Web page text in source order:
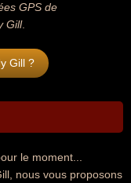
GPS de
Gill.
Gill ?
le moment...
nous vous proposons